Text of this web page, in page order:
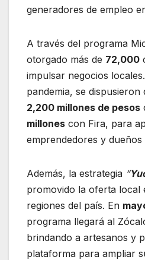
generadores de empleo
A través del programa
otorgado más de 72,000
impulsar negocios
pandemia, se dispusieron
2,200 millones de pesos
millones con Fira, para
emprendedores y dueños
Además, la estrategia “
promovido la oferta local
regiones del país. En
programa llegará al
brindando a artesanos y
plataforma para ampliar